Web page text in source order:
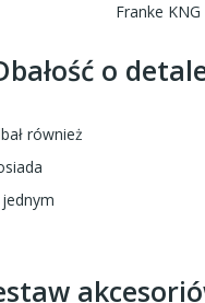
Franke
o
również